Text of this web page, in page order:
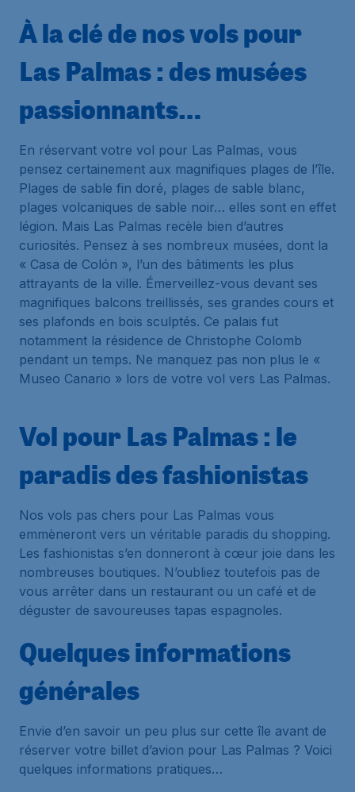
À la clé de nos vols pour
Las Palmas : des musées
passionnants…
En réservant votre vol pour Las Palmas, vous
pensez certainement aux magnifiques plages de l’île.
Plages de sable fin doré, plages de sable blanc,
plages volcaniques de sable noir… elles sont en effet
légion. Mais Las Palmas recèle bien d’autres
curiosités. Pensez à ses nombreux musées, dont la
« Casa de Colón », l’un des bâtiments les plus
attrayants de la ville. Émerveillez-vous devant ses
magnifiques balcons treillissés, ses grandes cours et
ses plafonds en bois sculptés. Ce palais fut
notamment la résidence de Christophe Colomb
pendant un temps. Ne manquez pas non plus le «
Museo Canario » lors de votre vol vers Las Palmas.
Vol pour Las Palmas : le
paradis des fashionistas
Nos vols pas chers pour Las Palmas vous
emmèneront vers un véritable paradis du shopping.
Les fashionistas s’en donneront à cœur joie dans les
nombreuses boutiques. N’oubliez toutefois pas de
vous arrêter dans un restaurant ou un café et de
déguster de savoureuses tapas espagnoles.
Quelques informations
générales
Envie d’en savoir un peu plus sur cette île avant de
réserver votre billet d’avion pour Las Palmas ? Voici
quelques informations pratiques…